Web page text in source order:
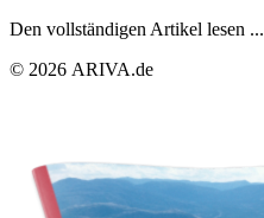
Den vollständigen Artikel lesen ...
© 2026 ARIVA.de